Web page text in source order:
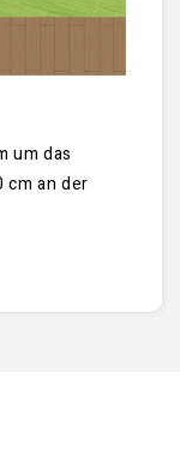
um das
cm an der